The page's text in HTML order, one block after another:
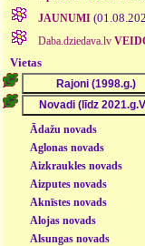
JAUNUMI
Daba.dziedava.lv
Vietas
Ādažu novads
Aglonas novads
Aizkraukles novads
Aizputes novads
Aknīstes novads
Alojas novads
Alsungas novads